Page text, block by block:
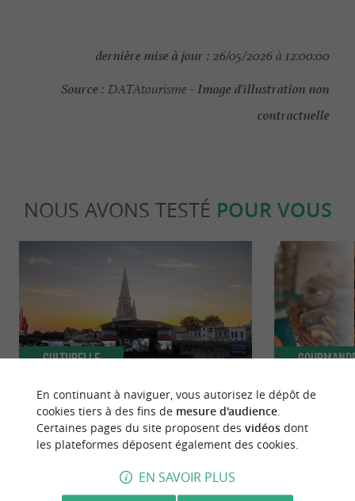
dernière mise à jour : 26/05/2026 à 12:00:00
Source : DATAtourisme -Image d'illustration non
contractuelle
NOUS AVONS TESTÉ POUR VOUS
Une édition 2026 mémorable aux
Francofolies de La Rochelle
Culturelle
Mouclade et
traditions
en
En continuant à naviguer, vous autorisez le dépôt de
cookies tiers à des fins de mesure d'audience.
Certaines pages du site proposent des vidéosdont
les plateformes déposent également des cookies.
EN SAVOIR PLUS